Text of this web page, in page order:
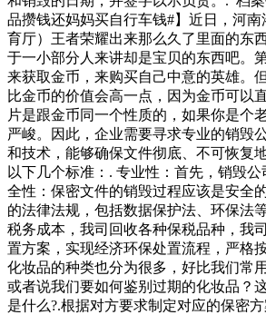
品攒钱还妈妈买自行车钱#】近日，河
育厅）王者荣耀出来那么久了里面的东
于一小部分人来讲却是宝贝的东西吧。
来获取金币，来购买自己中意的英雄。
比金币的价值会高一点，因为金币可以
片是跟金币同一个性质的，如果你是个
严峻。因此，企业需要寻求专业的销毁
和技术，能够确保文件彻底、不可恢复
以下几个标准：. 专业性：首先，销毁
全性：保密文件的销毁过程应该是安全
的法律法规，包括数据保护法、环保法
税务成本，我司回收各种保税品种，我
置方案，实现经济环保处置流程，严格
化妆品的种类也分为很多，好比我们常
或者说我们要如何鉴别过期的化妆品？
是什么?.根据对方要求制定对应的保密